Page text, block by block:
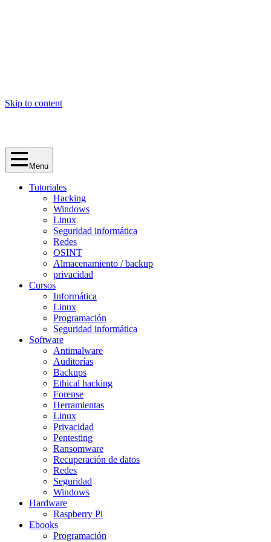
Skip to content
Menu
Tutoriales
Hacking
Windows
Linux
Seguridad informática
Redes
OSINT
Almacenamiento / backup
privacidad
Cursos
Informática
Linux
Programación
Seguridad informática
Software
Antimalware
Auditorías
Backups
Ethical hacking
Forense
Herramientas
Linux
Privacidad
Pentesting
Ransomware
Recuperación de datos
Redes
Seguridad
Windows
Hardware
Raspberry Pi
Ebooks
Programación